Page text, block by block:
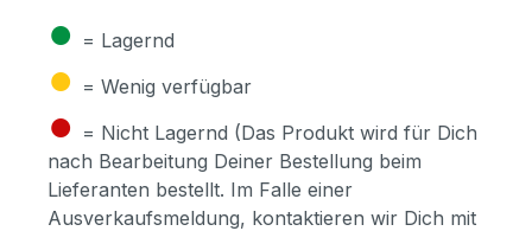
● = Lagernd
● = Wenig verfügbar
● = Nicht Lagernd (Das Produkt wird für Dich
nach Bearbeitung Deiner Bestellung beim
Lieferanten bestellt. Im Falle einer
Ausverkaufsmeldung, kontaktieren wir Dich mit